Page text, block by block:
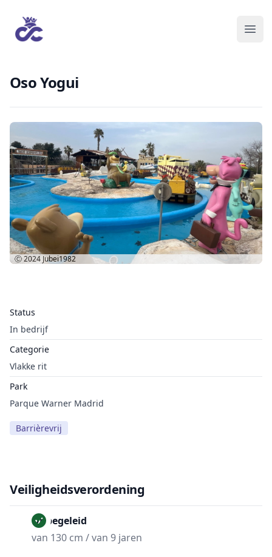
Oso Yogui
Status
In bedrijf
Categorie
Vlakke rit
Park
Parque Warner Madrid
Barrièrevrij
Ⓒ 2024 Jubei1982
Veiligheidsverordening
Onbegeleid
van 130 cm / van 9 jaren